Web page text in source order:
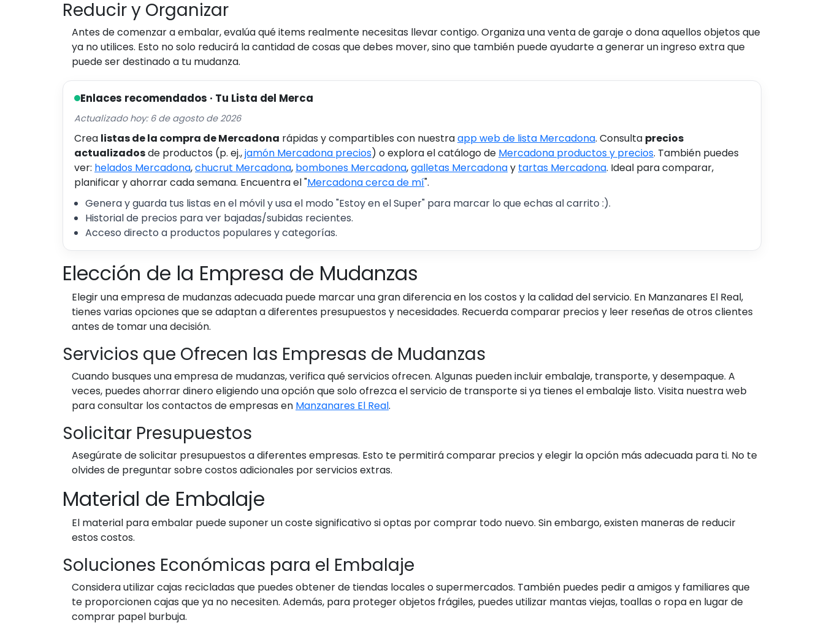
Reducir y Organizar
Antes de comenzar a embalar, evalúa qué items realmente necesitas llevar contigo. Organiza una venta de garaje o dona aquellos objetos que
ya no utilices. Esto no solo reducirá la cantidad de cosas que debes mover, sino que también puede ayudarte a generar un ingreso extra que
puede ser destinado a tu mudanza.
Enlaces recomendados · Tu Lista del Merca
Actualizado hoy: 6 de agosto de 2026
Crea listas de la compra de Mercadona rápidas y compartibles con nuestraapp web de lista Mercadona. Consulta precios
actualizadosde productos (p. ej.,jamón Mercadona precios) o explora el catálogo de Mercadona productos y precios. También puedes
ver: helados Mercadona,chucrut Mercadona, bombones Mercadona,galletas Mercadonay tartas Mercadona. Ideal para comparar,
planificar y ahorrar cada semana. Encuentra el "Mercadona cerca de mí".
Genera y guarda tus listas en el móvil y usa el modo "Estoy en el Super" para marcar lo que echas al carrito :).
Historial de precios para ver bajadas/subidas recientes.
Acceso directo a productos populares y categorías.
Elección de la Empresa de Mudanzas
Elegir una empresa de mudanzas adecuada puede marcar una gran diferencia en los costos y la calidad del servicio. En Manzanares El Real,
tienes varias opciones que se adaptan a diferentes presupuestos y necesidades. Recuerda comparar precios y leer reseñas de otros clientes
antes de tomar una decisión.
Servicios que Ofrecen las Empresas de Mudanzas
Cuando busques una empresa de mudanzas, verifica qué servicios ofrecen. Algunas pueden incluir embalaje, transporte, y desempaque. A
veces, puedes ahorrar dinero eligiendo una opción que solo ofrezca el servicio de transporte si ya tienes el embalaje listo. Visita nuestra web
para consultar los contactos de empresas en Manzanares El Real.
Solicitar Presupuestos
Asegúrate de solicitar presupuestos a diferentes empresas. Esto te permitirá comparar precios y elegir la opción más adecuada para ti. No te
olvides de preguntar sobre costos adicionales por servicios extras.
Material de Embalaje
El material para embalar puede suponer un coste significativo si optas por comprar todo nuevo. Sin embargo, existen maneras de reducir
estos costos.
Soluciones Económicas para el Embalaje
Considera utilizar cajas recicladas que puedes obtener de tiendas locales o supermercados. También puedes pedir a amigos y familiares que
te proporcionen cajas que ya no necesiten. Además, para proteger objetos frágiles, puedes utilizar mantas viejas, toallas o ropa en lugar de
comprar papel burbuja.